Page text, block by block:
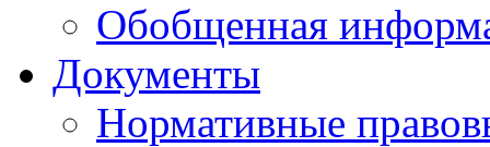
Обобщенная
Документы
Нормативные